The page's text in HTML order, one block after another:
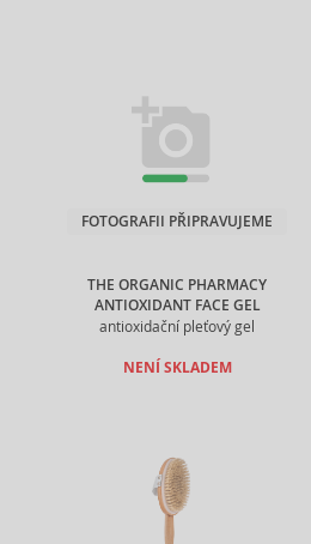
THE ORGANIC PHARMACY
ANTIOXIDANT FACE GEL
antioxidační pleťový gel
FOTOGRAFII PŘIPRAVUJEME
NENÍ SKLADEM